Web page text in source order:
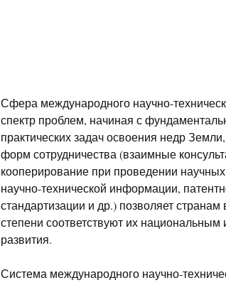
Сфера международного научно-
спектр проблем, начиная с
практических задач освоения недр
форм сотрудничества (взаимные
кооперирование при проведении
научно-технической информации,
стандартизации и др.) позволяет
степени соответствуют их
развития.
Система международного научно-